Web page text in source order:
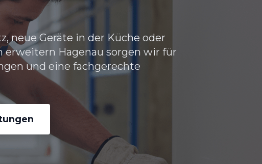
neue Geräte in der Küche oder
Hagenau sorgen wir für
und eine fachgerechte